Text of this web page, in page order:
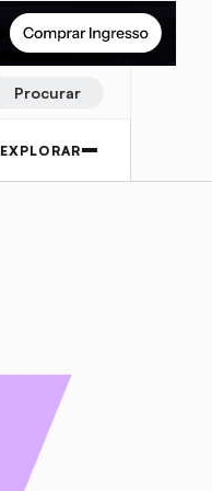
Procurar
EXPLORAR